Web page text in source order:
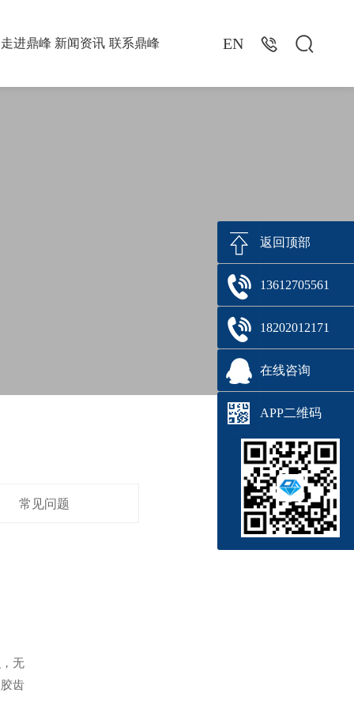
走进鼎峰 新闻资讯 联系鼎峰 EN  
常见问题
无
齿
返回顶部
13612705561
18202012171
在线咨询
APP二维码